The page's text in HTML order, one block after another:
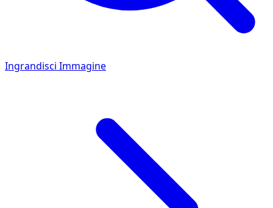
Ingrandisci Immagine